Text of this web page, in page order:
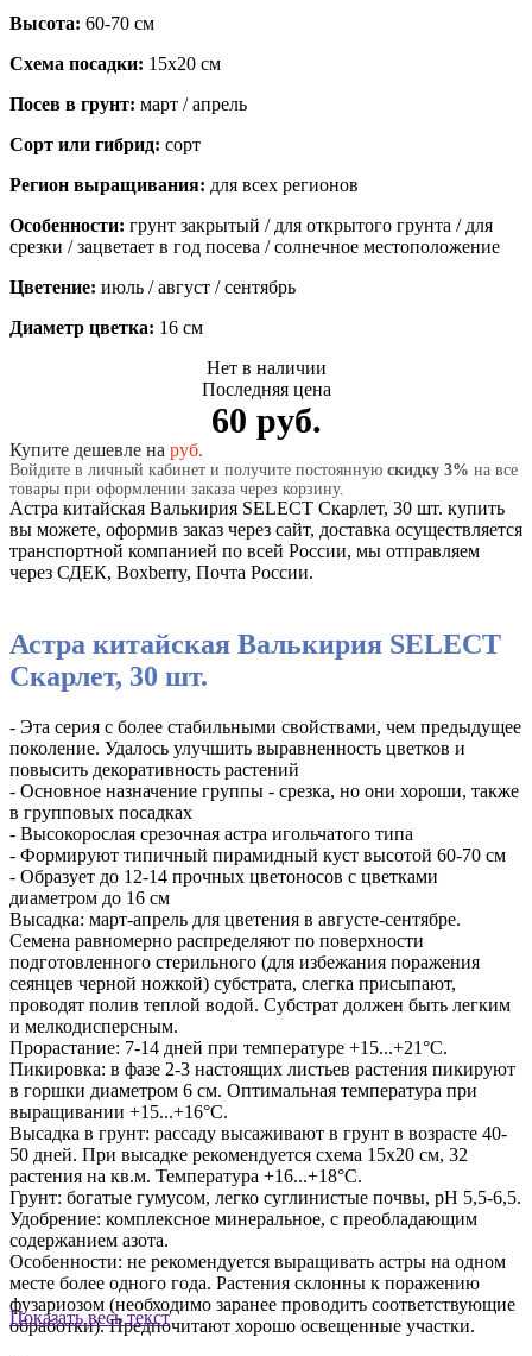
Высота: 60-70 см
Схема посадки: 15х20 см
Посев в грунт: март / апрель
Сорт или гибрид: сорт
Регион выращивания: для всех регионов
Особенности: грунт закрытый / для открытого грунта / для
срезки / зацветает в год посева / солнечное местоположение
Цветение: июль / август / сентябрь
Диаметр цветка: 16 см
Нет в наличии
Последняя цена
60 руб.
Купите дешевле на руб.
Войдите в личный кабинет и получите постоянную скидку 3% на все
товары при оформлении заказа через корзину.
Астра китайская Валькирия SELECT Скарлет, 30 шт. купить
вы можете, оформив заказ через сайт, доставка осуществляется
транспортной компанией по всей России, мы отправляем
через СДЕК, Boxberry, Почта России.
Показать весь текст
Астра китайская Валькирия SELECT
Скарлет, 30 шт.
- Эта серия с более стабильными свойствами, чем предыдущее
поколение. Удалось улучшить выравненность цветков и
повысить декоративность растений
- Основное назначение группы - срезка, но они хороши, также
в групповых посадках
- Высокорослая срезочная астра игольчатого типа
- Формируют типичный пирамидный куст высотой 60-70 см
- Образует до 12-14 прочных цветоносов с цветками
диаметром до 16 см
Высадка: март-апрель для цветения в августе-сентябре.
Семена равномерно распределяют по поверхности
подготовленного стерильного (для избежания поражения
сеянцев черной ножкой) субстрата, слегка присыпают,
проводят полив теплой водой. Субстрат должен быть легким
и мелкодисперсным.
Прорастание: 7-14 дней при температуре +15...+21°С.
Пикировка: в фазе 2-3 настоящих листьев растения пикируют
в горшки диаметром 6 см. Оптимальная температура при
выращивании +15...+16°С.
Высадка в грунт: рассаду высаживают в грунт в возрасте 40-
50 дней. При высадке рекомендуется схема 15х20 см, 32
растения на кв.м. Температура +16...+18°С.
Грунт: богатые гумусом, легко суглинистые почвы, pH 5,5-6,5.
Удобрение: комплексное минеральное, с преобладающим
содержанием азота.
Особенности: не рекомендуется выращивать астры на одном
месте более одного года. Растения склонны к поражению
фузариозом (необходимо заранее проводить соответствующие
обработки). Предпочитают хорошо освещенные участки.